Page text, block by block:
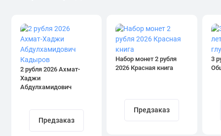
2 рубля 2026 Ахмат-
Хаджи
Абдулхамидович
Предзаказ
Набор монет 2 рубля
2026 Красная книга
Предзаказ
3